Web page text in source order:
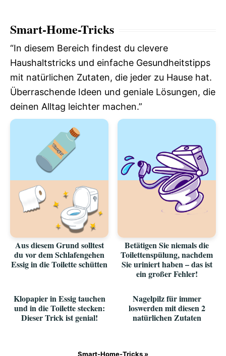
Smart-Home-Tricks
“In diesem Bereich findest du clevere
Haushaltstricks und einfache Gesundheitstipps
mit natürlichen Zutaten, die jeder zu Hause hat.
Überraschende Ideen und geniale Lösungen, die
deinen Alltag leichter machen.”
Aus diesem Grund solltest
du vor dem Schlafengehen
Essig in die Toilette schütten
Betätigen Sie niemals die
Toilettenspülung, nachdem
Sie uriniert haben – das ist
ein großer Fehler!
Klopapier in Essig tauchen
und in die Toilette stecken:
Dieser Trick ist genial!
Nagelpilz für immer
loswerden mit diesen 2
natürlichen Zutaten
Smart-Home-Tricks »